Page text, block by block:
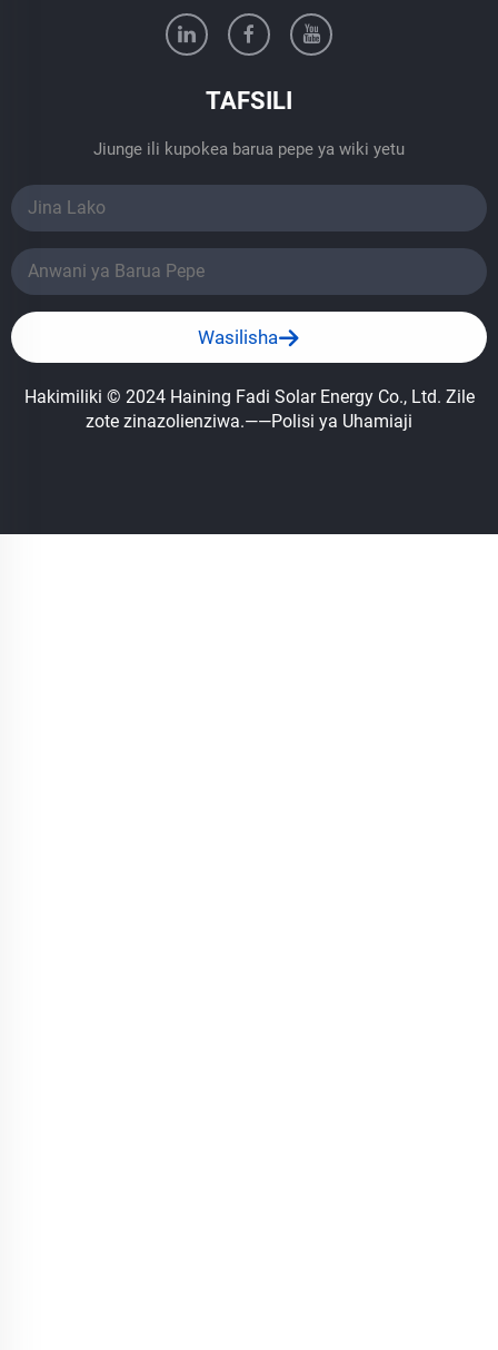
TAFSILI
Jiunge ili kupokea barua pepe ya wiki yetu
Wasilisha
Hakimiliki © 2024 Haining Fadi Solar Energy Co., Ltd. Zile
zote zinazolienziwa.——Polisi ya Uhamiaji